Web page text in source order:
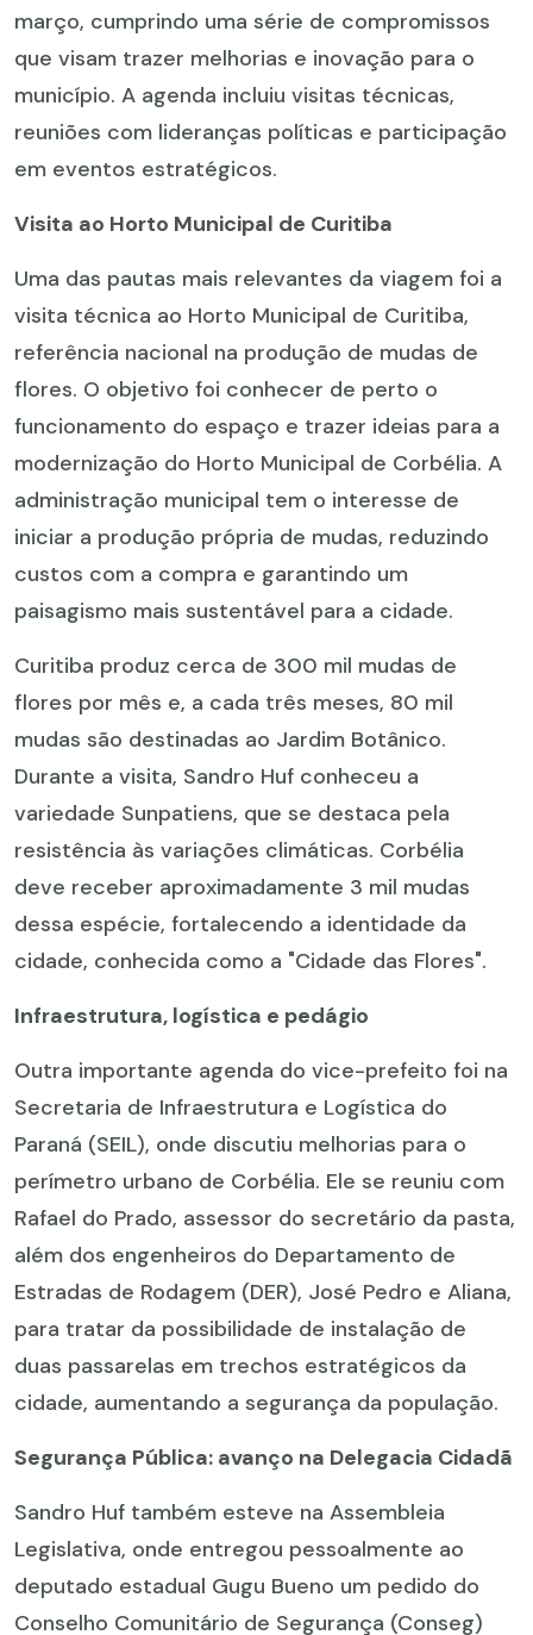
março, cumprindo uma série de compromissos
que visam trazer melhorias e inovação para o
município. A agenda incluiu visitas técnicas,
reuniões com lideranças políticas e participação
em eventos estratégicos.
Visita ao Horto Municipal de Curitiba
Uma das pautas mais relevantes da viagem foi a
visita técnica ao Horto Municipal de Curitiba,
referência nacional na produção de mudas de
flores. O objetivo foi conhecer de perto o
funcionamento do espaço e trazer ideias para a
modernização do Horto Municipal de Corbélia. A
administração municipal tem o interesse de
iniciar a produção própria de mudas, reduzindo
custos com a compra e garantindo um
paisagismo mais sustentável para a cidade.
Curitiba produz cerca de 300 mil mudas de
flores por mês e, a cada três meses, 80 mil
mudas são destinadas ao Jardim Botânico.
Durante a visita, Sandro Huf conheceu a
variedade Sunpatiens, que se destaca pela
resistência às variações climáticas. Corbélia
deve receber aproximadamente 3 mil mudas
dessa espécie, fortalecendo a identidade da
cidade, conhecida como a "Cidade das Flores".
Infraestrutura, logística e pedágio
Outra importante agenda do vice-prefeito foi na
Secretaria de Infraestrutura e Logística do
Paraná (SEIL), onde discutiu melhorias para o
perímetro urbano de Corbélia. Ele se reuniu com
Rafael do Prado, assessor do secretário da pasta,
além dos engenheiros do Departamento de
Estradas de Rodagem (DER), José Pedro e Aliana,
para tratar da possibilidade de instalação de
duas passarelas em trechos estratégicos da
cidade, aumentando a segurança da população.
Segurança Pública: avanço na Delegacia Cidadã
Sandro Huf também esteve na Assembleia
Legislativa, onde entregou pessoalmente ao
deputado estadual Gugu Bueno um pedido do
Conselho Comunitário de Segurança (Conseg)